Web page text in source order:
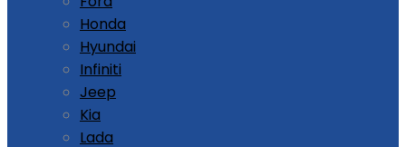
Honda
Hyundai
Infiniti
Jeep
Kia
Lada